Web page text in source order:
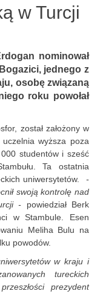
w Turcji
nominował
jednego z
osobę związaną
roku powołał
został założony w
wyższa poza
studentów i sześć
Ta ostatnia
uniwersytetów. -
swoją kontrolę nad
- powiedział Berk
w Stambule. Esen
Meliha Bulu na
powodów.
w kraju i
tureckich
prezydent